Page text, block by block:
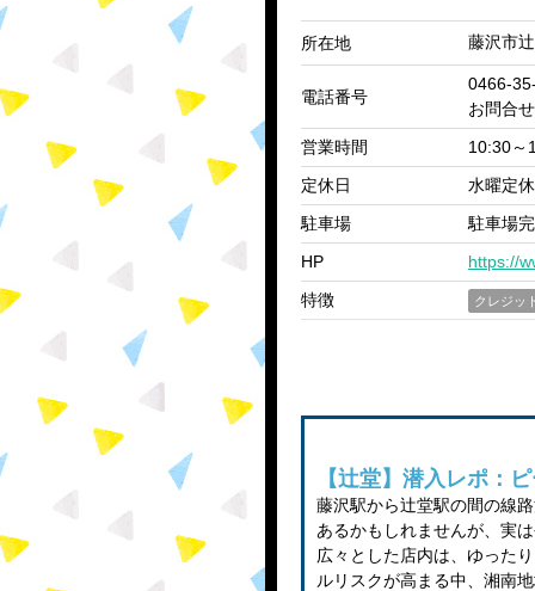
所在地 藤沢市
電話番号
0466-
お問合
営業時間
10:30～
定休日
水曜定休
駐車場
駐車場
HP
https://
特徴
クレジッ
【辻堂】潜入レポ：
藤沢駅から辻堂駅の間の線
あるかもしれませんが、実
広々とした店内は、ゆった
ルリスクが高まる中、湘南